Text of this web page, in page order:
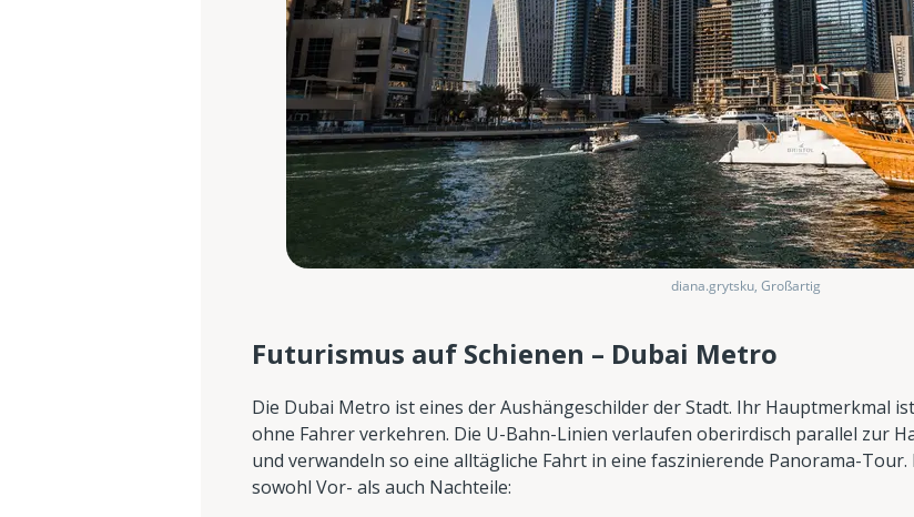
diana.grytsku, Großartig
Futurismus auf Schienen – Dubai Metro
Die Dubai Metro ist eines der Aushängeschilder der Stadt. Ihr Hauptmerkmal
ohne Fahrer verkehren. Die U-Bahn-Linien verlaufen oberirdisch parallel zur
und verwandeln so eine alltägliche Fahrt in eine faszinierende Panorama-
sowohl Vor- als auch Nachteile: